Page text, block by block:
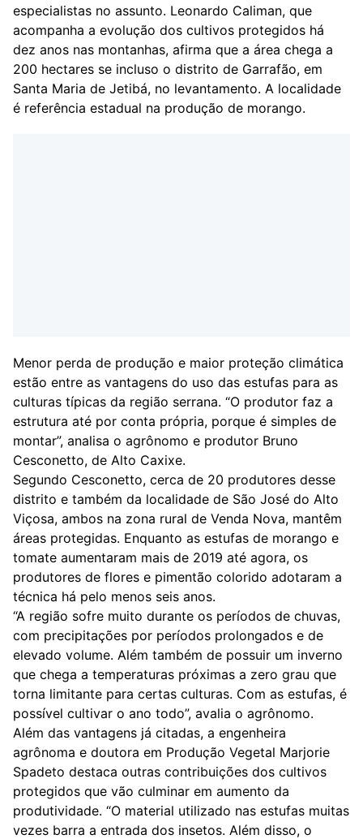
especialistas no assunto. Leonardo Caliman, que
acompanha a evolução dos cultivos protegidos há
dez anos nas montanhas, afirma que a área chega a
200 hectares se incluso o distrito de Garrafão, em
Santa Maria de Jetibá, no levantamento. A localidade
é referência estadual na produção de morango.
Menor perda de produção e maior proteção climática
estão entre as vantagens do uso das estufas para as
culturas típicas da região serrana. “O produtor faz a
estrutura até por conta própria, porque é simples de
montar”, analisa o agrônomo e produtor Bruno
Cesconetto, de Alto Caxixe.
Segundo Cesconetto, cerca de 20 produtores desse
distrito e também da localidade de São José do Alto
Viçosa, ambos na zona rural de Venda Nova, mantêm
áreas protegidas. Enquanto as estufas de morango e
tomate aumentaram mais de 2019 até agora, os
produtores de flores e pimentão colorido adotaram a
técnica há pelo menos seis anos.
“A região sofre muito durante os períodos de chuvas,
com precipitações por períodos prolongados e de
elevado volume. Além também de possuir um inverno
que chega a temperaturas próximas a zero grau que
torna limitante para certas culturas. Com as estufas, é
possível cultivar o ano todo”, avalia o agrônomo.
Além das vantagens já citadas, a engenheira
agrônoma e doutora em Produção Vegetal Marjorie
Spadeto destaca outras contribuições dos cultivos
protegidos que vão culminar em aumento da
produtividade. “O material utilizado nas estufas muitas
vezes barra a entrada dos insetos. Além disso, o